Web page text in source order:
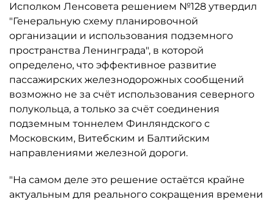
Исполком Ленсовета решением №128 утвердил
"Генеральную схему планировочной
организации и использования подземного
пространства Ленинграда", в которой
определено, что эффективное развитие
пассажирских железнодорожных сообщений
возможно не за счёт использования северного
полукольца, а только за счёт соединения
подземным тоннелем Финляндского с
Московским, Витебским и Балтийским
направлениями железной дороги.
"На самом деле это решение остаётся крайне
актуальным для реального сокращения времени